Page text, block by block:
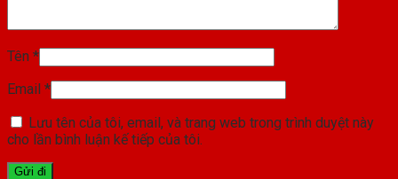
Tên *
Email *
Lưu tên của tôi, email, và trang web trong trình duyệt này
cho lần bình luận kế tiếp của tôi.